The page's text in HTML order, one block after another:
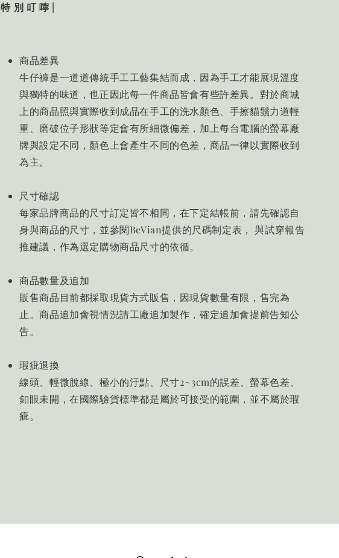
| 特 別 叮 嚀 |
商品差異
牛仔褲是一道道傳統手工工藝集結而成，因為手工才能展現溫度
與獨特的味道，也正因此每一件商品皆會有些許差異。對於商城
上的商品照與實際收到成品在手工的洗水顏色、手擦貓鬚力道輕
重、磨破位子形狀等定會有所細微偏差，加上每台電腦的螢幕廠
牌與設定不同，顏色上會產生不同的色差，商品一律以實際收到
為主。
尺寸確認
每家品牌商品的尺寸訂定皆不相同，在下定結帳前，請先確認自
身與商品的尺寸，並參閱BeVian提供的尺碼制定表， 與試穿報告
推建議，作為選定購物商品尺寸的依循。
商品數量及追加
販售商品目前都採取現貨方式販售，因現貨數量有限，售完為
止。商品追加會視情況請工廠追加製作，確定追加會提前告知公
告。
瑕疵退換
線頭、輕微脫線、極小的汙點、尺寸2~3cm的誤差、螢幕色差、
釦眼未開，在國際驗貨標準都是屬於可接受的範圍，並不屬於瑕
疵。